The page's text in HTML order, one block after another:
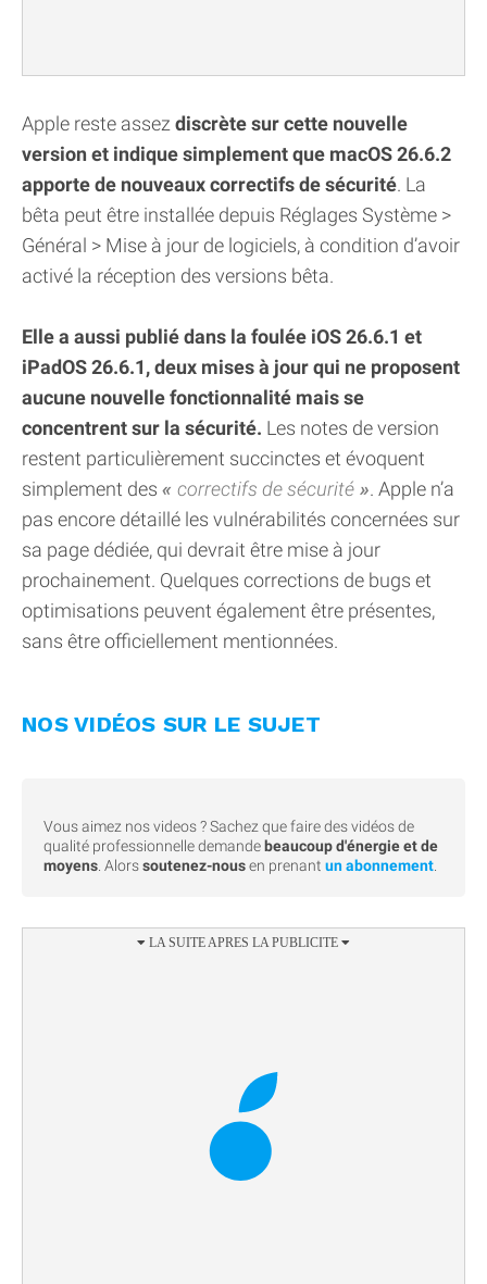
Apple reste assezdiscrète sur cette nouvelle
version et indique simplement que macOS 26.6.2
apporte de nouveaux correctifs de sécurité. La
bêta peut être installée depuis Réglages Système >
Général > Mise à jour de logiciels, à condition d’avoir
activé la réception des versions bêta.
Elle a aussi publié dans la foulée iOS 26.6.1 et
iPadOS 26.6.1, deux mises à jour qui ne proposent
aucune nouvelle fonctionnalité mais se
concentrent sur la sécurité. Les notes de version
restent particulièrement succinctes et évoquent
simplement des
correctifs de sécurité
. Apple n’a
pas encore détaillé les vulnérabilités concernées sur
sa page dédiée, qui devrait être mise à jour
prochainement. Quelques corrections de bugs et
optimisations peuvent également être présentes,
sans être officiellement mentionnées.
NOS VIDÉOS SUR LE SUJET
Vous aimez nos videos ? Sachez que faire des vidéos de
qualité professionnelle demande beaucoup d'énergie et de
moyens. Alorssoutenez-nousen prenant un abonnement.